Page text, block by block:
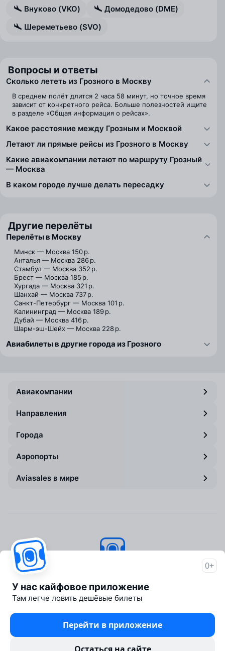
Внуково (VKO)
Домодедово (DME)
Шереметьево (SVO)
Вопросы и ответы
Сколько лететь из Грозного в Москву
В среднем полёт длится 2 часа 58 минут, но точное время
зависит от конкретного рейса. Больше полезностей ищите
в разделе «Общая информация о рейсах».
Какое расстояние между Грозным и Москвой
Летают ли прямые рейсы из Грозного в Москву
Какие авиакомпании летают по маршруту Грозный
— Москва
В каком городе лучше делать пересадку
Другие перелёты
Перелёты в Москву
Минск — Москва 150 р.
Анталья — Москва 286 р.
Стамбул — Москва 352 р.
Брест — Москва 185 р.
Хургада — Москва 321 р.
Шанхай — Москва 737 р.
Санкт-Петербург — Москва 101 р.
Калининград — Москва 189 р.
Дубай — Москва 416 р.
Шарм-эш-Шейх — Москва 228 р.
Авиабилеты в другие города из Грозного
Авиакомпании
Направления
Города
Аэропорты
Aviasales в мире
Об Авиасейлс
Пресс‑центр
Travelpayouts
Партнёрская программа
0+
У нас кайфовое приложение
Там легче ловить дешёвые билеты
Перейти в приложение